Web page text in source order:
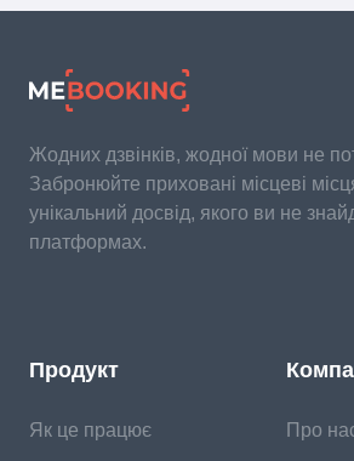
Жодних дзвінків, жодної мови не
Забронюйте приховані місцеві
унікальний досвід, якого ви не
платформах.
Продукт
Як це працює
Про